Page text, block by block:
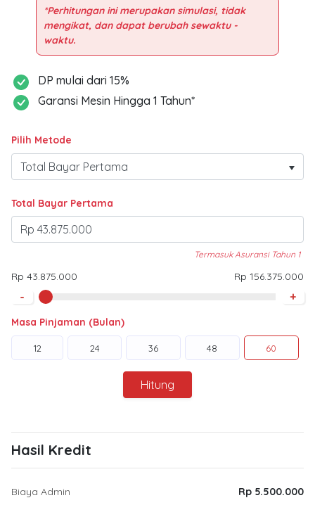
*Perhitungan ini merupakan simulasi, tidak
mengikat, dan dapat berubah sewaktu -
DP mulai dari 15%
Garansi Mesin Hingga 1 Tahun*
Pilih Metode
Total Bayar Pertama
Termasuk Asuransi Tahun 1
Rp 43.875.000 Rp 156.375.000
- +
Masa Pinjaman (Bulan)
12 24 36 48 60
Hitung
Hasil Kredit
Biaya Admin
Rp 5.500.000